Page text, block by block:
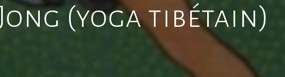
(yoga tibétain)